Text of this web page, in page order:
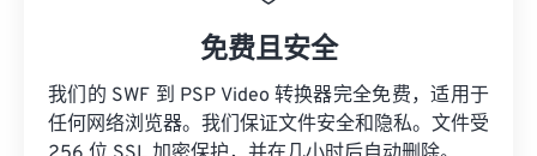
免费且安全
我们的 SWF 到 PSP Video 转换器完全免费，适用于
任何网络浏览器。我们保证文件安全和隐私。文件受